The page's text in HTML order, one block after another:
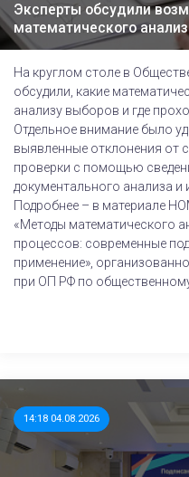
Эксперты обсудили
математического
На круглом столе в
обсудили, какие
анализу выборов и где
Отдельное внимание было
выявленные отклонения от
проверки с помощью
документального анализа и
Подробнее – в материале
«Методы математического
процессов: современные
применение»,
при ОП РФ по
14:18 04.08.2026